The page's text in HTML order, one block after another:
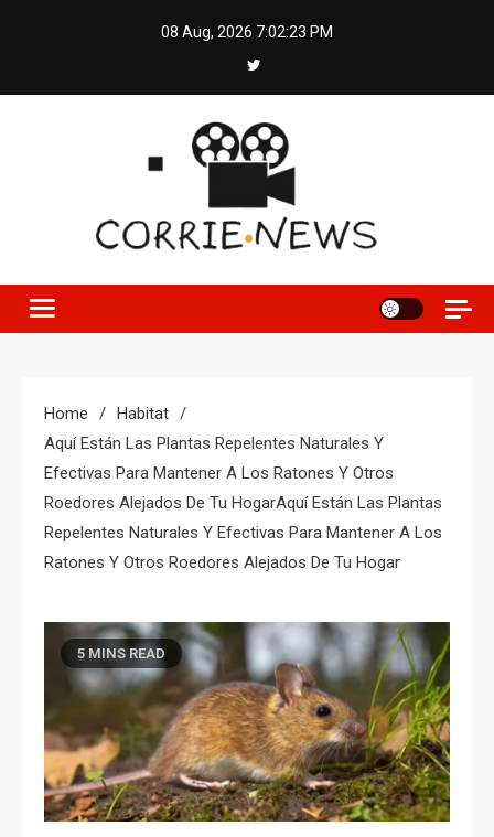
08 Aug, 2026 7:02:24 PM
Home
Habitat
Aquí Están Las Plantas Repelentes Naturales Y
Efectivas Para Mantener A Los Ratones Y Otros
Roedores Alejados De Tu HogarAquí Están Las Plantas
Repelentes Naturales Y Efectivas Para Mantener A Los
Ratones Y Otros Roedores Alejados De Tu Hogar
5 MINS READ